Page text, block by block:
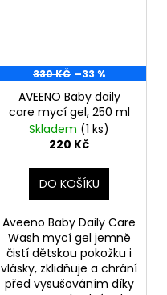
330 KČ –33 %
AVEENO Baby daily
care mycí gel, 250 ml
Skladem (1 ks)
220 Kč
DO KOŠÍKU
Aveeno Baby Daily Care
Wash mycí gel jemně
čistí dětskou pokožku i
vlásky, zklidňuje a chrání
před vysušováním díky